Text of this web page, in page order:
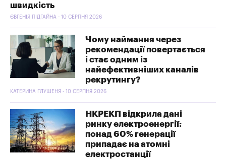
швидкість
ЄВГЕНІЯ ПІДГАЙНА - 10 СЕРПНЯ 2026
Чому наймання через
рекомендації повертається
і стає одним із
найефективніших каналів
рекрутингу?
КАТЕРИНА ГЛУШЕНЯ - 10 СЕРПНЯ 2026
НКРЕКП відкрила дані
ринку електроенергії:
понад 60% генерації
припадає на атомні
електростанції